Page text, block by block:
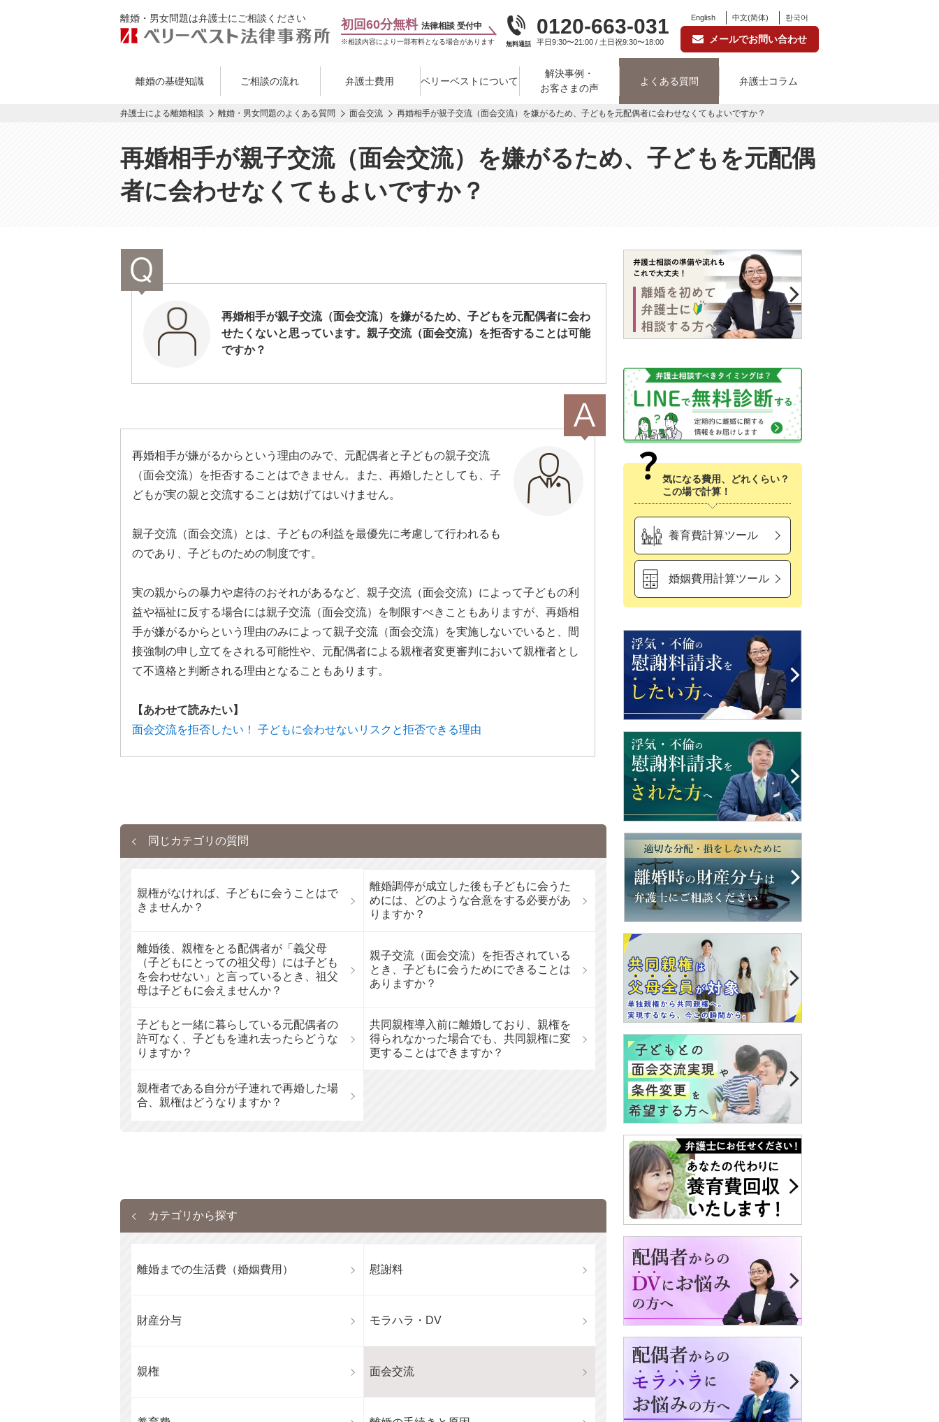
離婚・男女問題は弁護士にご相談ください 初回60分無料 法律相談 受付中
※相談内容により一部有料となる場合があります 無料通話
0120-663-031
平日9:30〜21:00 / 土日祝9:30〜18:00
English 中文(简体) 한국어
メールでお問い合わせ
離婚の基礎知識 ご相談の流れ 弁護士費用 ベリーベストについて
解決事例・
お客さまの声
よくある質問 弁護士コラム
弁護士による離婚相談 離婚・男女問題のよくある質問 面会交流 再婚相手が親子交流（面会交流）を嫌がるため、子どもを元配偶者に会わせなくてもよいですか？
再婚相手が親子交流（面会交流）を嫌がるため、子どもを元配偶
者に会わせなくてもよいですか？
再婚相手が親子交流（面会交流）を嫌がるため、子どもを元配偶者に会わ
せたくないと思っています。親子交流（面会交流）を拒否することは可能
ですか？
再婚相手が嫌がるからという理由のみで、元配偶者と子どもの親子交流
（面会交流）を拒否することはできません。また、再婚したとしても、子
どもが実の親と交流することは妨げてはいけません。
親子交流（面会交流）とは、子どもの利益を最優先に考慮して行われるも
のであり、子どものための制度です。
実の親からの暴力や虐待のおそれがあるなど、親子交流（面会交流）によって子どもの利
益や福祉に反する場合には親子交流（面会交流）を制限すべきこともありますが、再婚相
手が嫌がるからという理由のみによって親子交流（面会交流）を実施しないでいると、間
接強制の申し立てをされる可能性や、元配偶者による親権者変更審判において親権者とし
て不適格と判断される理由となることもあります。
【あわせて読みたい】
面会交流を拒否したい！ 子どもに会わせないリスクと拒否できる理由
同じカテゴリの質問
親権がなければ、子どもに会うことはで
きませんか？
離婚調停が成立した後も子どもに会うた
めには、どのような合意をする必要があ
りますか？
離婚後、親権をとる配偶者が「義父母
（子どもにとっての祖父母）には子ども
を会わせない」と言っているとき、祖父
母は子どもに会えませんか？
親子交流（面会交流）を拒否されている
とき、子どもに会うためにできることは
ありますか？
子どもと一緒に暮らしている元配偶者の
許可なく、子どもを連れ去ったらどうな
りますか？
共同親権導入前に離婚しており、親権を
得られなかった場合でも、共同親権に変
更することはできますか？
親権者である自分が子連れで再婚した場
合、親権はどうなりますか？
カテゴリから探す
離婚までの生活費（婚姻費用） 慰謝料
財産分与 モラハラ・DV
親権 面会交流
気になる費用、どれくらい？
この場で計算！
養育費計算ツール
婚姻費用計算ツール